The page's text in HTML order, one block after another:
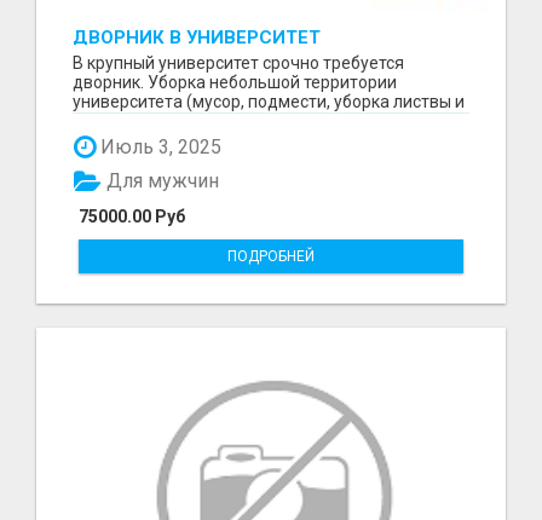
ДВОРНИК В УНИВЕРСИТЕТ
В крупный университет срочно требуется
дворник. Уборка небольшой территории
университета (мусор, подмести, уборка листвы и
Июль 3, 2025
75000.00 Руб
Для мужчин
ПОДРОБНЕЙ